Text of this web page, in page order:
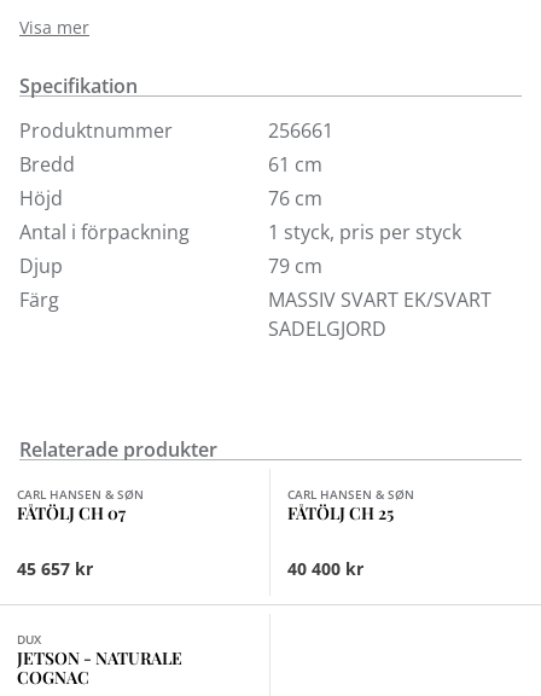
på/fälla ihop. Här visar vi MG501 Cuba Chair i tre
utföranden, i massiv ek med sits och rygg i
sandelgjord.
Visa mer
Specifikation
Produktnummer
256661
Bredd
61 cm
Höjd
76 cm
Antal i förpackning
1 styck, pris per styck
Djup
79 cm
Färg
MASSIV SVART EK/SVART
SADELGJORD
Relaterade produkter
CARL HANSEN & SØN
FÅTÖLJ CH 07
45 657 kr
CARL HANSEN & SØN
FÅTÖLJ CH 25
40 400 kr
DUX
JETSON - NATURALE
COGNAC